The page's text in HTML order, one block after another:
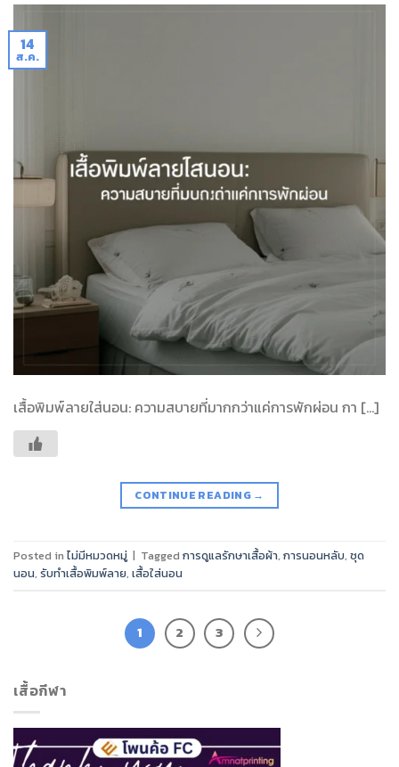
14
ส.ค.
เสื้อพิมพ์ลายใส่นอน: ความสบายที่มากกว่าแค่การพักผ่อน กา […]
CONTINUE READING →
Posted in ไม่มีหมวดหมู่ | Tagged การดูแลรักษาเสื้อผ้า, การนอนหลับ, ชุด
นอน, รับทำเสื้อพิมพ์ลาย, เสื้อใส่นอน
1 2 3
เสื้อกีฬา